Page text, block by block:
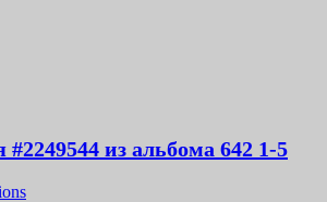
из альбома 642 1-5